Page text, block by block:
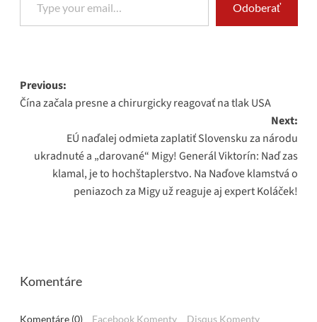
Odoberať
Post
navigation
Previous:
Čína začala presne a chirurgicky reagovať na tlak USA
Next:
EÚ naďalej odmieta zaplatiť Slovensku za národu
ukradnuté a „darované“ Migy! Generál Viktorín: Naď zas
klamal, je to hochštaplerstvo. Na Naďove klamstvá o
peniazoch za Migy už reaguje aj expert Koláček!
Komentáre
Komentáre (0) Facebook Komenty Disqus Komenty